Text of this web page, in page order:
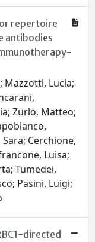
repertoire
antibodies
Mazzotti, Lucia;
Zurlo, Matteo;
Cerchione,
Luisa;
Tumedei,
Pasini, Luigi;
directed